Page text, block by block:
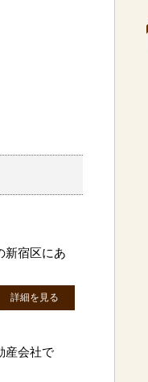
新宿区にあ
詳細を見る
産会社で